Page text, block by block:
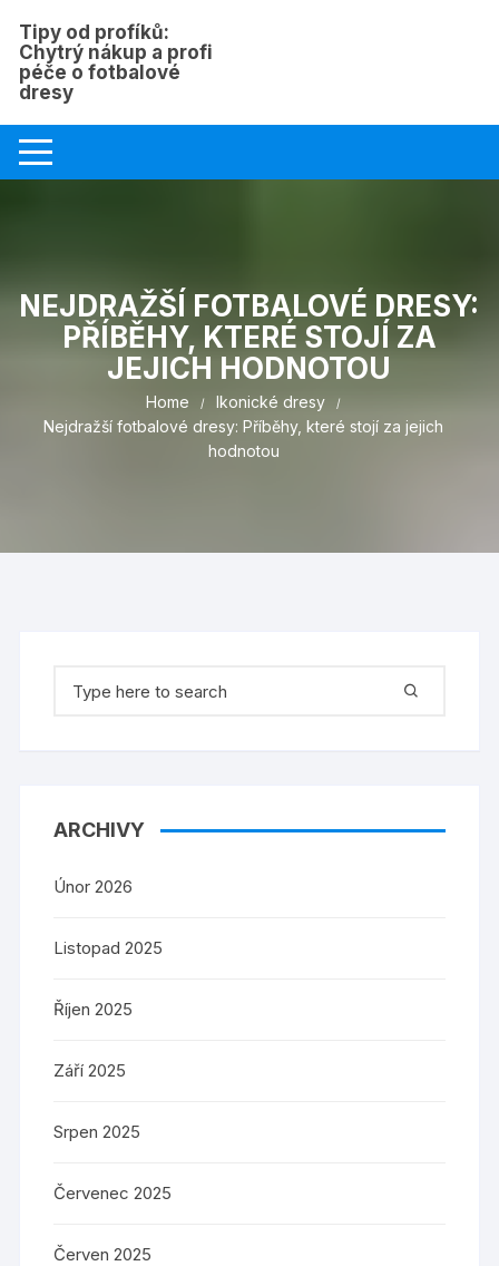
content
Tipy od profíků:
Chytrý nákup a profi
péče o fotbalové
dresy
NEJDRAŽŠÍ FOTBALOVÉ DRESY:
PŘÍBĚHY, KTERÉ STOJÍ ZA
JEJICH HODNOTOU
Home
Ikonické dresy
Nejdražší fotbalové dresy: Příběhy, které stojí za jejich
hodnotou
for:
ARCHIVY
Únor 2026
Listopad 2025
Říjen 2025
Září 2025
Srpen 2025
Červenec 2025
Červen 2025